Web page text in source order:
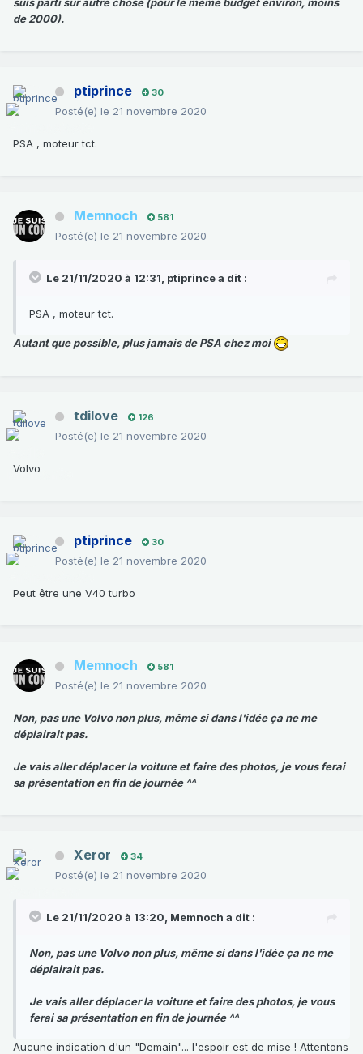
de 2000).
ptiprince 30
Posté(e) le 21 novembre 2020
PSA , moteur tct.
Memnoch 581
Posté(e) le 21 novembre 2020
Le 21/11/2020 à 12:31, ptiprincea dit :
PSA , moteur tct.
Autant que possible, plus jamais de PSA chez moi
tdilove 126
Posté(e) le 21 novembre 2020
Volvo
ptiprince 30
Posté(e) le 21 novembre 2020
Peut être une V40 turbo
Memnoch 581
Posté(e) le 21 novembre 2020
Non, pas une Volvo non plus, même si dans l'idée ça ne me
déplairait pas.
Je vais aller déplacer la voiture et faire des photos, je vous ferai
sa présentation en fin de journée ^^
Xeror 34
Posté(e) le 21 novembre 2020
Le 21/11/2020 à 13:20, Memnoch a dit :
Non, pas une Volvo non plus, même si dans l'idée ça ne me
déplairait pas.
Je vais aller déplacer la voiture et faire des photos, je vous
ferai sa présentation en fin de journée ^^
Aucune indication d'un "Demain"... l'espoir est de mise ! Attentons